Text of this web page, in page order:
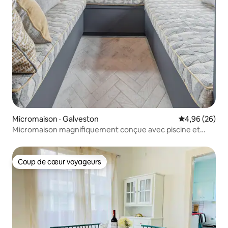
Micromaison · Galveston Note
4,96 (26)
Micromaison magnifiquement conçue avec piscine et
Coup de cœur voyageurs
Coup de cœur voyageurs